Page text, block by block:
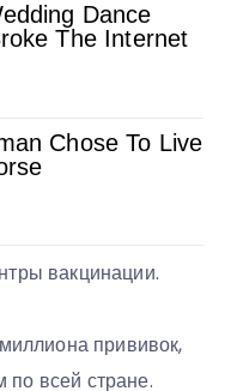
вакцинации.
прививок,
по всей стране.